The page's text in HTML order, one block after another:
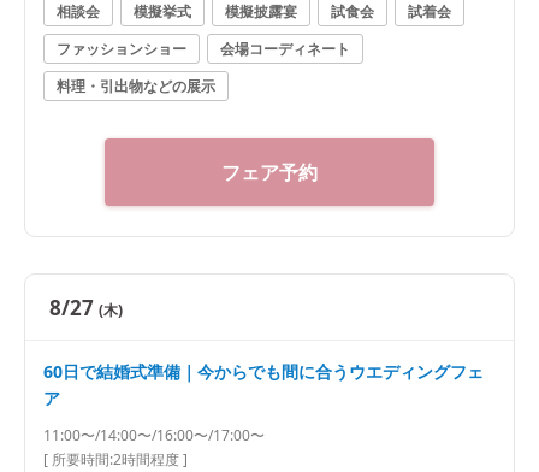
相談会
模擬挙式 模擬披露宴 試食会
試着会
ファッションショー
会場コーディネート
料理・引出物などの展示
フェア予約
8/27 (木)
60日で結婚式準備｜今からでも間に合うウエディングフェ
ア
11:00〜/14:00〜/16:00〜/17:00〜
[ 所要時間:2時間程度]